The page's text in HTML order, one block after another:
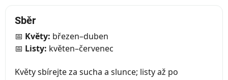
Sběr
📅 Květy: březen–duben
📅 Listy: květen–červenec
Květy sbírejte za sucha a slunce; listy až po